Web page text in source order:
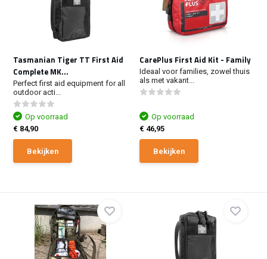
Tasmanian Tiger TT First Aid
Complete MK...
Perfect first aid equipment for all
outdoor acti...
Op voorraad
€ 84,90
Bekijken
CarePlus First Aid Kit - Family
Ideaal voor families, zowel thuis
als met vakant...
Op voorraad
€ 46,95
Bekijken